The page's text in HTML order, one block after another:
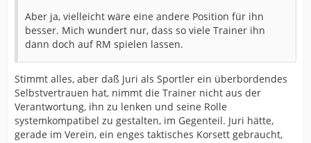
Aber ja, vielleicht wäre eine andere Position für ihn
besser. Mich wundert nur, dass so viele Trainer ihn
dann doch auf RM spielen lassen.
Stimmt alles, aber daß Juri als Sportler ein überbordendes
Selbstvertrauen hat, nimmt die Trainer nicht aus der
Verantwortung, ihn zu lenken und seine Rolle
systemkompatibel zu gestalten, im Gegenteil. Juri hätte,
gerade im Verein, ein enges taktisches Korsett gebraucht,